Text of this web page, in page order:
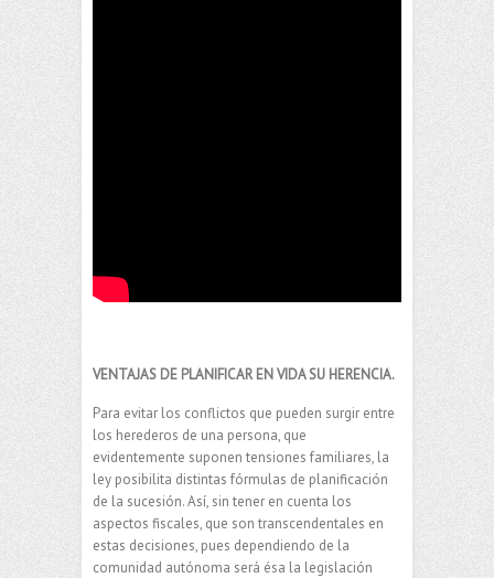
VENTAJAS DE PLANIFICAR EN VIDA SU HERENCIA.
Para evitar los conflictos que pueden surgir entre
los herederos de una persona, que
evidentemente suponen tensiones familiares, la
ley posibilita distintas fórmulas de planificación
de la sucesión. Así, sin tener en cuenta los
aspectos fiscales, que son transcendentales en
estas decisiones, pues dependiendo de la
comunidad autónoma será ésa la legislación